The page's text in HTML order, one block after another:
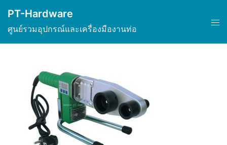
content
PT-Hardware
ศูนย์รวมอุปกรณ์และเครื่องมืองานท่อ